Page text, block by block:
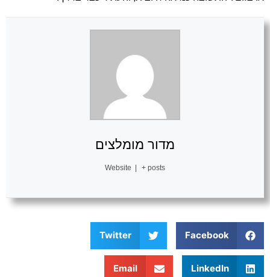
מדור מומלצים
Website + posts
Facebook
Twitter
LinkedIn
Email